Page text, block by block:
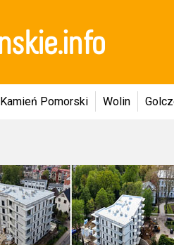
Kamień Pomorski Wolin